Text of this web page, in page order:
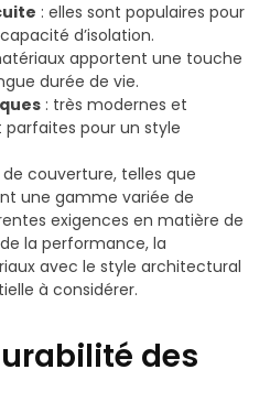
: elles sont populaires pour
d’isolation.
apportent une touche
durée de vie.
: très modernes et
parfaites pour un style
couverture, telles que
une gamme variée de
exigences en matière de
la performance, la
avec le style architectural
à considérer.
des